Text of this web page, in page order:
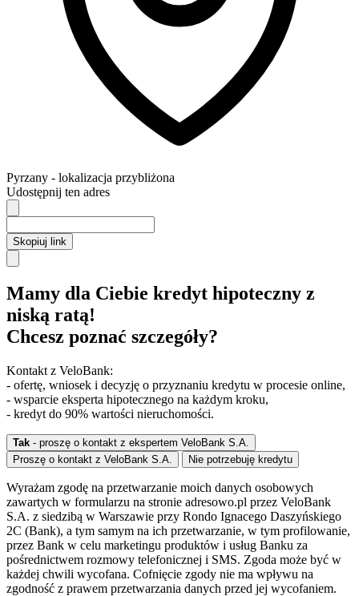
Pyrzany - lokalizacja przybliżona
Udostępnij ten adres
Skopiuj link
Mamy dla Ciebie kredyt hipoteczny z
niską ratą!
Chcesz poznać szczegóły?
Kontakt z VeloBank:
- ofertę, wniosek i decyzję o przyznaniu kredytu w procesie online,
- wsparcie eksperta hipotecznego na każdym kroku,
- kredyt do 90% wartości nieruchomości.
Tak - proszę o kontakt z ekspertem VeloBank S.A.
Proszę o kontakt z VeloBank S.A.
Nie potrzebuję kredytu
Wyrażam zgodę na przetwarzanie moich danych osobowych
zawartych w formularzu na stronie adresowo.pl przez VeloBank
S.A. z siedzibą w Warszawie przy Rondo Ignacego Daszyńskiego
2C (Bank), a tym samym na ich przetwarzanie, w tym profilowanie,
przez Bank w celu marketingu produktów i usług Banku za
pośrednictwem rozmowy telefonicznej i SMS. Zgoda może być w
każdej chwili wycofana. Cofnięcie zgody nie ma wpływu na
zgodność z prawem przetwarzania danych przed jej wycofaniem.